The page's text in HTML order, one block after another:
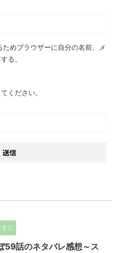
めブラウザーに自分の名前、メ
る。
ください。
じ
59話のネタバレ感想～ス